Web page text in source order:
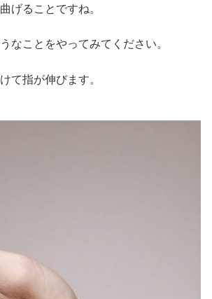
げることですね。
なことをやってみてください。
て指が伸びます。